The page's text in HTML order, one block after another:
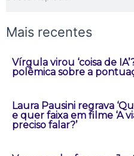
Mais recentes
Vírgula virou ‘coisa de
polêmica sobre a
Laura Pausini regrava
e quer faixa em filme ‘A
preciso falar?’